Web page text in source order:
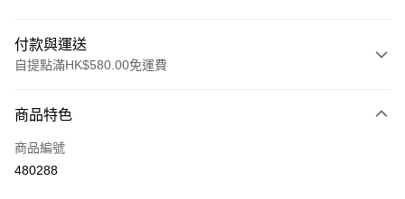
付款與運送
自提點滿HK$580.00免運費
信用卡
Apple Pay
商品特色
商品編號
480288